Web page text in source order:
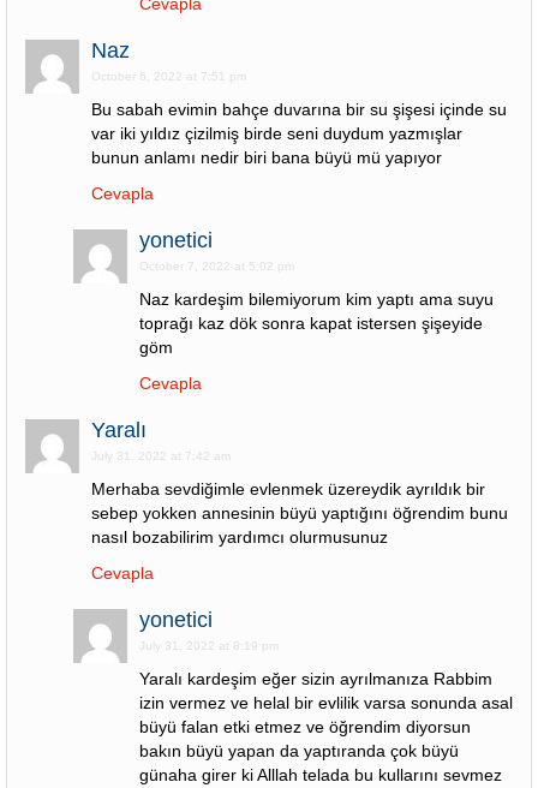
Naz
October 6, 2022 at 7:51 pm
Bu sabah evimin bahçe duvarına bir su şişesi içinde su
var iki yıldız çizilmiş birde seni duydum yazmışlar
bunun anlamı nedir biri bana büyü mü yapıyor
Cevapla
yonetici
October 7, 2022 at 5:02 pm
Naz kardeşim bilemiyorum kim yaptı ama suyu
toprağı kaz dök sonra kapat istersen şişeyide
göm
Cevapla
Yaralı
July 31, 2022 at 7:42 am
Merhaba sevdiğimle evlenmek üzereydik ayrıldık bir
sebep yokken annesinin büyü yaptığını öğrendim bunu
nasıl bozabilirim yardımcı olurmusunuz
Cevapla
yonetici
July 31, 2022 at 8:19 pm
Yaralı kardeşim eğer sizin ayrılmanıza Rabbim
izin vermez ve helal bir evlilik varsa sonunda asal
büyü falan etki etmez ve öğrendim diyorsun
bakın büyü yapan da yaptıranda çok büyü
günaha girer ki Alllah telada bu kullarını sevmez